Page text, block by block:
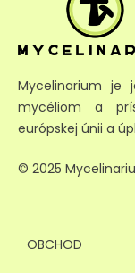
Mycelinarium je
mycéliom a
európskej únii a
© 2025
OBCHOD